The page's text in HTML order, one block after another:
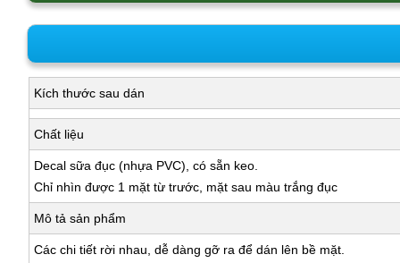
Kích thước sau dán
Chất liệu
Decal sữa đục (nhựa PVC), có sẵn keo.
Chỉ nhìn được 1 mặt từ trước, mặt sau màu trắng đục
Mô tả sản phẩm
Các chi tiết rời nhau, dễ dàng gỡ ra để dán lên bề mặt.